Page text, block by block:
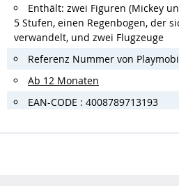
Enthält: zwei Figuren (Mickey
5 Stufen, einen Regenbogen, der
verwandelt, und zwei Flugzeuge
Referenz Nummer von
Ab 12 Monaten
EAN-CODE : 4008789713193